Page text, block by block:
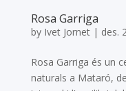
Rosa Garriga
by Ivet Jornet| des.
Rosa Garriga és un
naturals a Mataró,